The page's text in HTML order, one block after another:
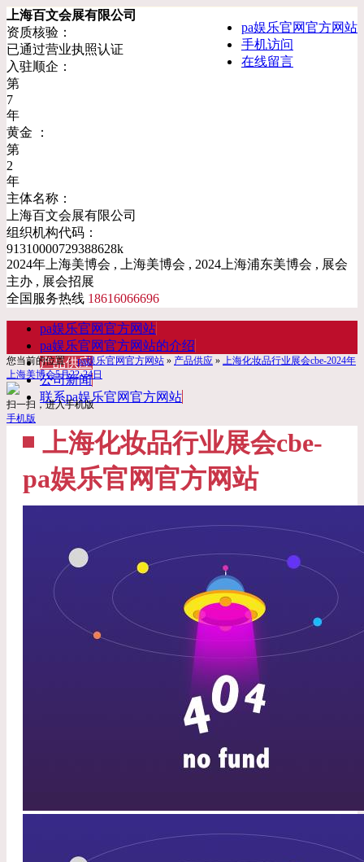
pa娱乐官网官方网站
手机访问
在线留言
上海百文会展有限公司
资质核验：
已通过营业执照认证
入驻顺企：
第
7
年
黄金 ：
第
2
年
主体名称：
上海百文会展有限公司
组织机构代码：
91310000729388628k
2024年上海美博会 , 上海美博会 , 2024上海浦东美博会 , 展会
主办 , 展会招展
全国服务热线 18616066696
pa娱乐官网官方网站
pa娱乐官网官方网站的介绍
产品供应
公司新闻
联系pa娱乐官网官方网站
您当前的位置：pa娱乐官网官方网站 » 产品供应 » 上海化妆品行业展会cbe-2024年
上海美博会5月22-24日
扫一扫，进入手机版
手机版
上海化妆品行业展会cbe-
pa娱乐官网官方网站